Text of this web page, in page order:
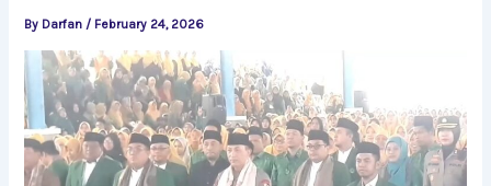
By Darfan / February 24, 2026